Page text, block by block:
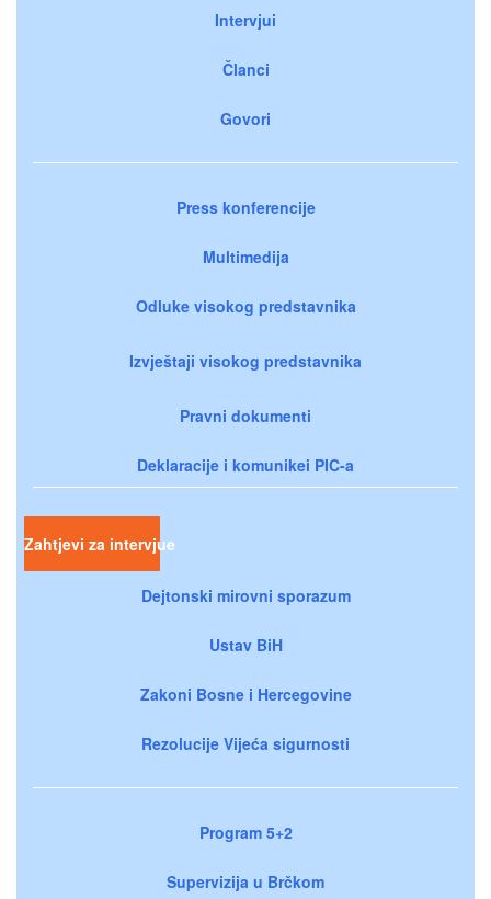
Intervjui
Članci
Govori
Press konferencije
Multimedija
Odluke visokog predstavnika
Izvještaji visokog predstavnika
Pravni dokumenti
Deklaracije i komunikei PIC-a
Zahtjevi za intervjue
Dejtonski mirovni sporazum
Ustav BiH
Zakoni Bosne i Hercegovine
Rezolucije Vijeća sigurnosti
Program 5+2
Supervizija u Brčkom